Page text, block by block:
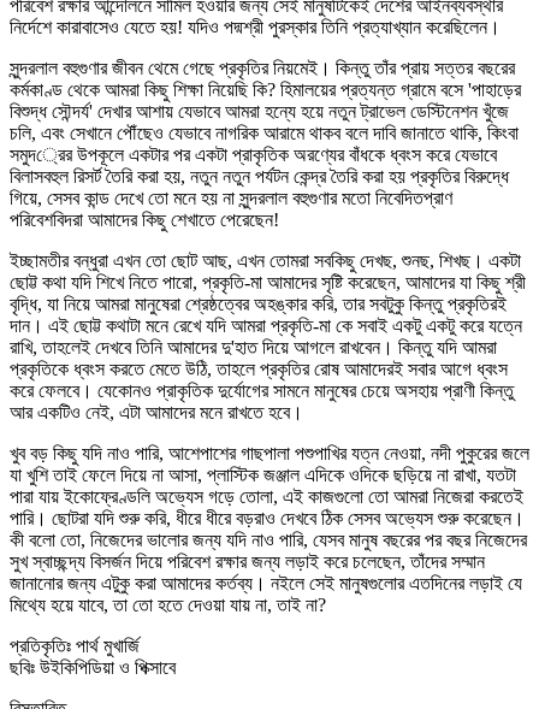
পরিবেশ রক্ষার আন্দোলনে সামিল হওয়ার জন্য সেই মানুষটিকেই দেশের আইনব্যবস্থার
নির্দেশে কারাবাসেও যেতে হয়! যদিও পদ্মশ্রী পুরস্কার তিনি প্রত্যাখ্যান করেছিলেন।
সুন্দরলাল বহুগুণার জীবন থেমে গেছে প্রকৃতির নিয়মেই। কিন্তু তাঁর প্রায় সত্তর বছরের
কর্মকাণ্ড থেকে আমরা কিছু শিক্ষা নিয়েছি কি? হিমালয়ের প্রত্যন্ত গ্রামে বসে 'পাহাড়ের
বিশুদ্ধ সৌন্দর্য' দেখার আশায় যেভাবে আমরা হন্যে হয়ে নতুন ট্রাভেল ডেস্টিনেশন খুঁজে
চলি, এবং সেখানে পৌঁছেও যেভাবে নাগরিক আরামে থাকব বলে দাবি জানাতে থাকি, কিংবা
সমুদ্রের উপকূলে একটার পর একটা প্রাকৃতিক অরণ্যের বাঁধকে ধ্বংস করে যেভাবে
বিলাসবহুল রিসর্ট তৈরি করা হয়, নতুন নতুন পর্যটন কেন্দ্র তৈরি করা হয় প্রকৃতির বিরুদ্ধে
গিয়ে, সেসব কান্ড দেখে তো মনে হয় না সুন্দরলাল বহুগুণার মতো নিবেদিতপ্রাণ
পরিবেশবিদরা আমাদের কিছু শেখাতে পেরেছেন!
ইচ্ছামতীর বন্ধুরা এখন তো ছোট আছ, এখন তোমরা সবকিছু দেখছ, শুনছ, শিখছ। একটা
ছোট্ট কথা যদি শিখে নিতে পারো, প্রকৃতি-মা আমাদের সৃষ্টি করেছেন, আমাদের যা কিছু শ্রী
বৃদ্ধি, যা নিয়ে আমরা মানুষেরা শ্রেষ্ঠত্বের অহঙ্কার করি, তার সবটুকু কিন্তু প্রকৃতিরই
দান। এই ছোট্ট কথাটা মনে রেখে যদি আমরা প্রকৃতি-মা কে সবাই একটু একটু করে যত্নে
রাখি, তাহলেই দেখবে তিনি আমাদের দু'হাত দিয়ে আগলে রাখবেন। কিন্তু যদি আমরা
প্রকৃতিকে ধ্বংস করতে মেতে উঠি, তাহলে প্রকৃতির রোষ আমাদেরই সবার আগে ধ্বংস
করে ফেলবে। যেকোনও প্রাকৃতিক দুর্যোগের সামনে মানুষের চেয়ে অসহায় প্রাণী কিন্তু
আর একটিও নেই, এটা আমাদের মনে রাখতে হবে।
খুব বড় কিছু যদি নাও পারি, আশেপাশের গাছপালা পশুপাখির যত্ন নেওয়া, নদী পুকুরের জলে
যা খুশি তাই ফেলে দিয়ে না আসা, প্লাস্টিক জঞ্জাল এদিকে ওদিকে ছড়িয়ে না রাখা, যতটা
পারা যায় ইকোফ্রেণ্ডলি অভ্যেস গড়ে তোলা, এই কাজগুলো তো আমরা নিজেরা করতেই
পারি। ছোটরা যদি শুরু করি, ধীরে ধীরে বড়রাও দেখবে ঠিক সেসব অভ্যেস শুরু করেছেন।
কী বলো তো, নিজেদের ভালোর জন্য যদি নাও পারি, যেসব মানুষ বছরের পর বছর নিজেদের
সুখ স্বাচ্ছন্দ্য বিসর্জন দিয়ে পরিবেশ রক্ষার জন্য লড়াই করে চলেছেন, তাঁদের সম্মান
জানানোর জন্য এটুকু করা আমাদের কর্তব্য। নইলে সেই মানুষগুলোর এতদিনের লড়াই যে
মিথ্যে হয়ে যাবে, তা তো হতে দেওয়া যায় না, তাই না?
প্রতিকৃতিঃ পার্থ মুখার্জি
ছবিঃ উইকিপিডিয়া ও পিক্সাবে